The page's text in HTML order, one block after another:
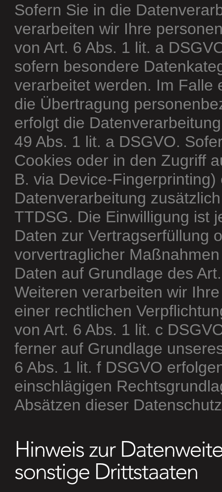
Sofern Sie in die
verarbeiten wir Ihre
von Art. 6 Abs. 1 lit. a
sofern besondere
verarbeitet werden. Im Falle
die Übertragung
erfolgt die
49 Abs. 1 lit. a DSGVO.
Cookies oder in den Zugriff
B. via Device-
Datenverarbeitung
TTDSG. Die Einwilligung ist
Daten zur Vertragserfüllung
vorvertraglicher
Daten auf Grundlage des
Weiteren verarbeiten wir
einer rechtlichen
von Art. 6 Abs. 1 lit. c
ferner auf Grundlage
6 Abs. 1 lit. f DSGVO
einschlägigen
Absätzen dieser